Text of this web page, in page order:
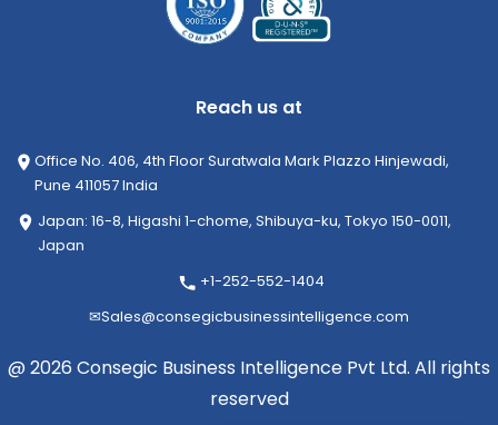
Reach us at
Office No. 406, 4th Floor Suratwala Mark Plazzo Hinjewadi,
Pune 411057 India
Japan: 16-8, Higashi 1-chome, Shibuya-ku, Tokyo 150-0011,
Japan
+1-252-552-1404
✉Sales@consegicbusinessintelligence.com
@ 2026 Consegic Business Intelligence Pvt Ltd. All rights
reserved